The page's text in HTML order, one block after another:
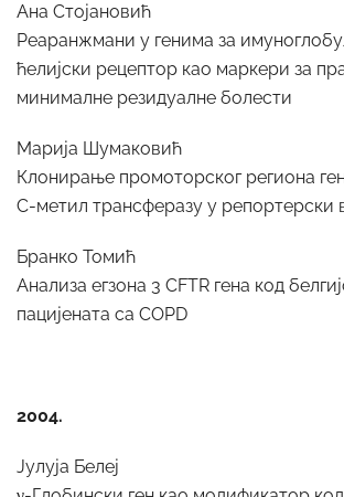
Ана Стојановић
Реаранжмани у генима за
ћелијски рецептор као маркери за
минималне резидуалне болести
Марија Шумаковић
Клонирање промоторског региона
С-метил трансферазу у репортерски
Бранко Томић
Анализа егзона 3 CFTR гена код
пацијената са COPD
2004.
Јулуја Белеј